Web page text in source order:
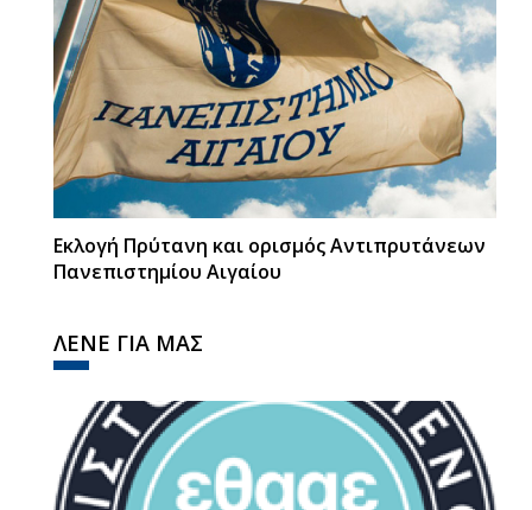
Εκλογή Πρύτανη και ορισμός Αντιπρυτάνεων
Πανεπιστημίου Αιγαίου
ΛΕΝΕ ΓΙΑ ΜΑΣ